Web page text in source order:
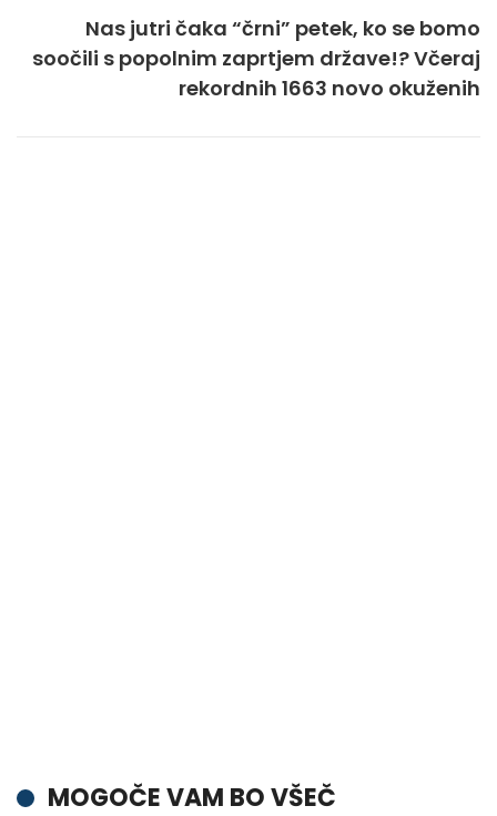
Nas jutri čaka “črni” petek, ko se bomo
soočili s popolnim zaprtjem države!? Včeraj
rekordnih 1663 novo okuženih
MOGOČE VAM BO VŠEČ